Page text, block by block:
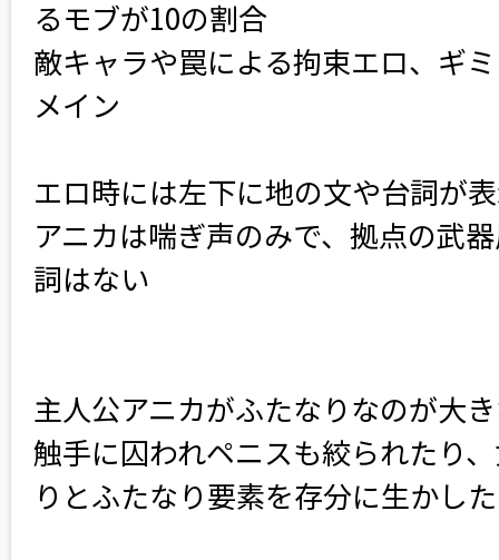
るモブが10の割合
敵キャラや罠による拘束エロ、ギ
メイン
エロ時には左下に地の文や台詞が
アニカは喘ぎ声のみで、拠点の武
詞はない
主人公アニカがふたなりなのが大
触手に囚われペニスも絞られたり
りとふたなり要素を存分に生かし